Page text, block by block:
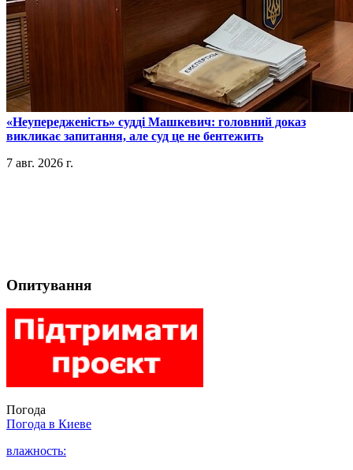
​«Неупередженість» судді Машкевич: головний доказ
викликає запитання, але суд це не бентежить
7 авг. 2026 г.
Опитування
Погода
Погода в Киеве
влажность: